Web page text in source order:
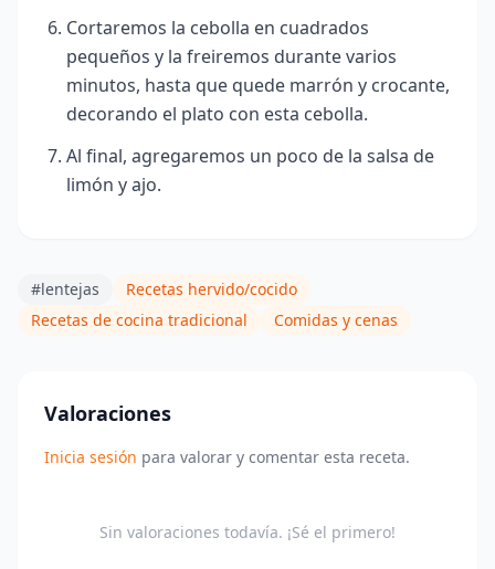
Cortaremos la cebolla en cuadrados
pequeños y la freiremos durante varios
minutos, hasta que quede marrón y crocante,
decorando el plato con esta cebolla.
Al final, agregaremos un poco de la salsa de
limón y ajo.
#lentejas
Recetas hervido/cocido
Recetas de cocina tradicional
Comidas y cenas
Valoraciones
Inicia sesión para valorar y comentar esta receta.
Sin valoraciones todavía. ¡Sé el primero!